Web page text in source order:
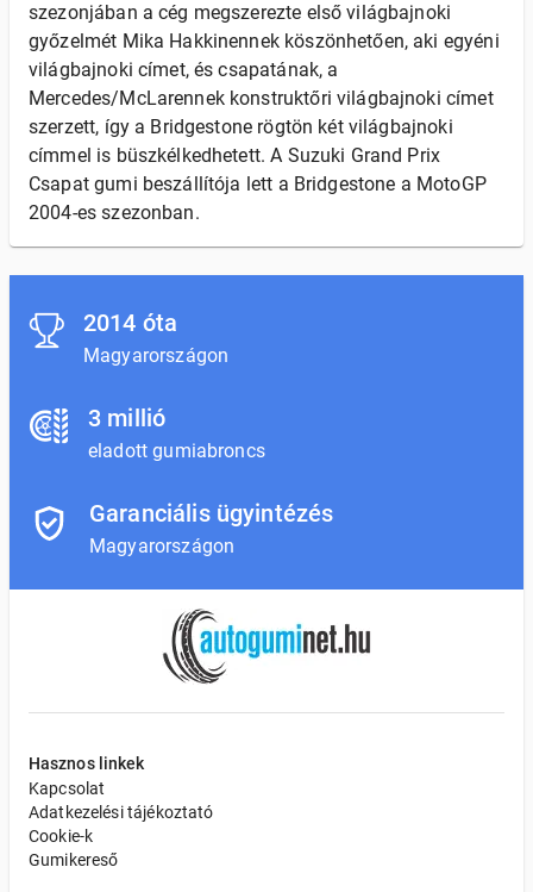
szezonjában a cég megszerezte első világbajnoki
győzelmét Mika Hakkinennek köszönhetően, aki egyéni
világbajnoki címet, és csapatának, a
Mercedes/McLarennek konstruktőri világbajnoki címet
szerzett, így a Bridgestone rögtön két világbajnoki
címmel is büszkélkedhetett. A Suzuki Grand Prix
Csapat gumi beszállítója lett a Bridgestone a MotoGP
2004-es szezonban.
2014 óta
Magyarországon
3 millió
eladott gumiabroncs
Garanciális ügyintézés
Magyarországon
Hasznos linkek
Kapcsolat
Adatkezelési tájékoztató
Cookie-k
Gumikereső